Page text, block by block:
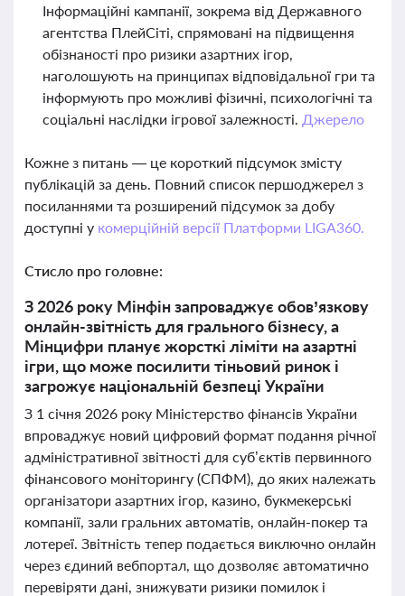
Інформаційні кампанії, зокрема від Державного
агентства ПлейСіті, спрямовані на підвищення
обізнаності про ризики азартних ігор,
наголошують на принципах відповідальної гри та
інформують про можливі фізичні, психологічні та
соціальні наслідки ігрової залежності. Джерело
Кожне з питань — це короткий підсумок змісту
публікацій за день. Повний список першоджерел з
посиланнями та розширений підсумок за добу
доступні у комерційній версії Платформи LIGA360.
Стисло про головне:
З 2026 року Мінфін запроваджує обов’язкову
онлайн-звітність для грального бізнесу, а
Мінцифри планує жорсткі ліміти на азартні
ігри, що може посилити тіньовий ринок і
загрожує національній безпеці України
З 1 січня 2026 року Міністерство фінансів України
впроваджує новий цифровий формат подання річної
адміністративної звітності для суб’єктів первинного
фінансового моніторингу (СПФМ), до яких належать
організатори азартних ігор, казино, букмекерські
компанії, зали гральних автоматів, онлайн-покер та
лотереї. Звітність тепер подається виключно онлайн
через єдиний вебпортал, що дозволяє автоматично
перевіряти дані, знижувати ризики помилок і